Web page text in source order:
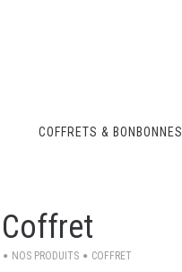
COFFRETS & BONBONNES
Coffret
NOS PRODUITS COFFRET